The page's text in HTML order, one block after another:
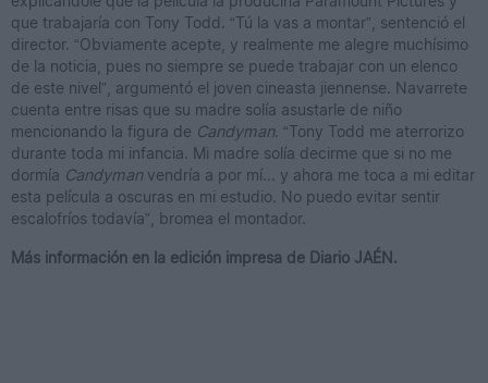
que trabajaría con Tony Todd. “Tú la vas a montar”, sentenció el
director. “Obviamente acepte, y realmente me alegre muchísimo
de la noticia, pues no siempre se puede trabajar con un elenco
de este nivel”, argumentó el joven cineasta jiennense. Navarrete
cuenta entre risas que su madre solía asustarle de niño
mencionando la figura de Candyman. “Tony Todd me aterrorizo
durante toda mi infancia. Mi madre solía decirme que si no me
dormía Candymanvendría a por mí... y ahora me toca a mi editar
esta película a oscuras en mi estudio. No puedo evitar sentir
escalofríos todavía”, bromea el montador.
Más información en la edición impresa de Diario JAÉN.